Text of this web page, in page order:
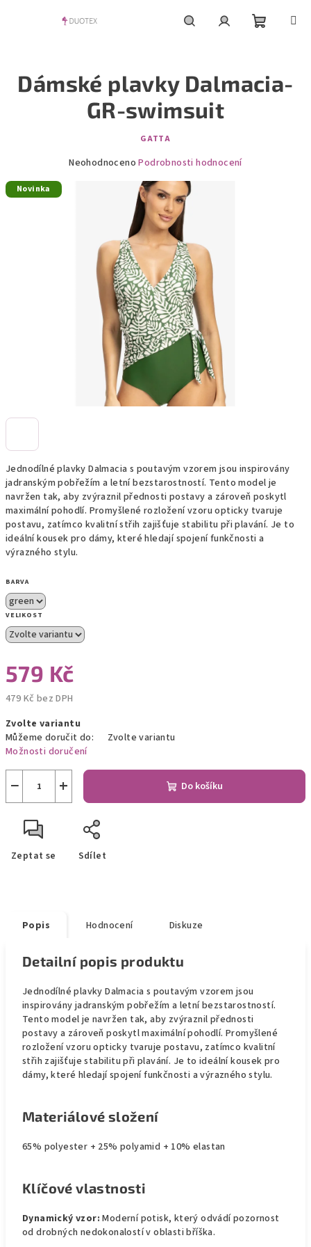
košík
Jednodílné plavky Dalmacia s poutavým vzorem jsou inspirovány
jadranským pobřežím a letní bezstarostností. Tento model je
navržen tak, aby zvýraznil přednosti postavy a zároveň poskytl
maximální pohodlí. Promyšlené rozložení vzoru opticky tvaruje
postavu, zatímco kvalitní střih zajišťuje stabilitu při plavání. Je to
ideální kousek pro dámy, které hledají spojení funkčnosti a
výrazného stylu.
BARVA
VELIKOST
579 Kč
479 Kč bez DPH
cena:
Zvolte variantu
Můžeme doručit do:
Zvolte variantu
Možnosti doručení
+
− Do košíku
Zeptat se Sdílet
Dámské plavky Dalmacia-
GR-swimsuit
GATTA
Průměrné
hvězdiček.
Neohodnoceno Podrobnosti hodnocení
Novinka
Popis Hodnocení Diskuze
Detailní popis produktu
Jednodílné plavky Dalmacia s poutavým vzorem jsou
inspirovány jadranským pobřežím a letní bezstarostností.
Tento model je navržen tak, aby zvýraznil přednosti
postavy a zároveň poskytl maximální pohodlí. Promyšlené
rozložení vzoru opticky tvaruje postavu, zatímco kvalitní
střih zajišťuje stabilitu při plavání. Je to ideální kousek pro
dámy, které hledají spojení funkčnosti a výrazného stylu.
Materiálové složení
65% polyester + 25% polyamid + 10% elastan
Klíčové vlastnosti
Dynamický vzor:Moderní potisk, který odvádí pozornost
od drobných nedokonalostí v oblasti bříška.